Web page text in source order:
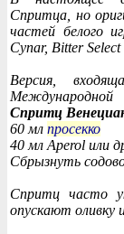
Спритца, но
частей белого
Cynar, Bitter
Версия,
Международной
Спритц
60 мл просекко
40 мл Aperol или
Сбрызнуть
Спритц часто
опускают оливку